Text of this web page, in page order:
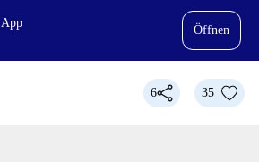
App
Öffnen
6 35